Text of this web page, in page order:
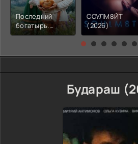
Последний
богатырь.
Колобок (2026)
СОУЛМ8ЙТ
(2026)
Будараш